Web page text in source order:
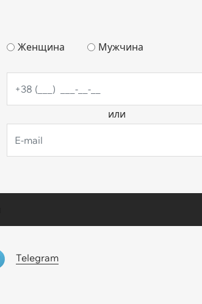
Женщина Мужчина
или
Telegram